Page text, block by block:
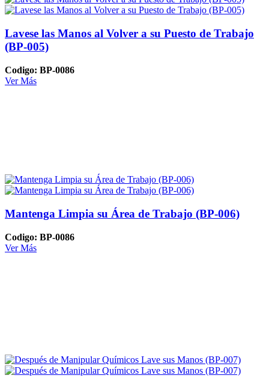
Lavese las Manos al Volver a su Puesto de Trabajo
(BP-005)
Codigo: BP-0086
Ver Más
Mantenga Limpia su Área de Trabajo (BP-006)
Codigo: BP-0086
Ver Más